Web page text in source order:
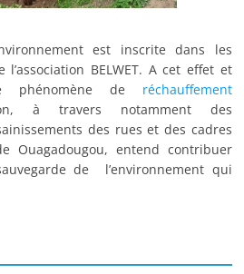
est inscrite dans les
BELWET. A cet effet et
phénomène de réchauffement
à travers notamment des
des rues et des cadres
Ouagadougou, entend contribuer
de l’environnement qui